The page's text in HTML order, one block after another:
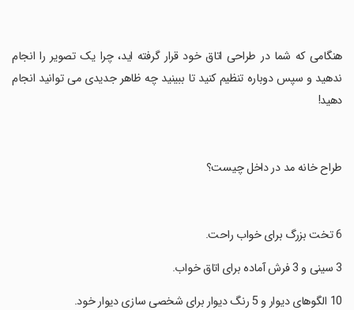
‏هنگامی که شما در طراحی اتاق خود قرار گرفته اید، چرا یک تصویر را انجام
ندهید و سپس دوباره تنظیم کنید تا ببینید چه ظاهر جدیدی می توانید انجام
دهید!
‏طراح خانه مد در داخل چیست؟